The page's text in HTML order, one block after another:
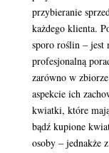
przybieranie
każdego klienta.
sporo roślin – jest
profesjonalną
zarówno w
aspekcie ich
kwiatki, które
bądź kupione
osoby – jednakże